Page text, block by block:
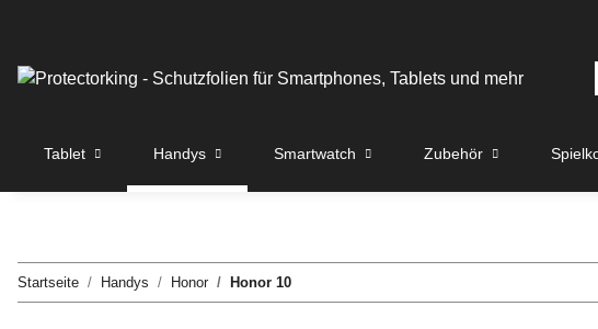
Tablet Handys Smartwatch Zubehör
Startseite Handys Honor Honor 10